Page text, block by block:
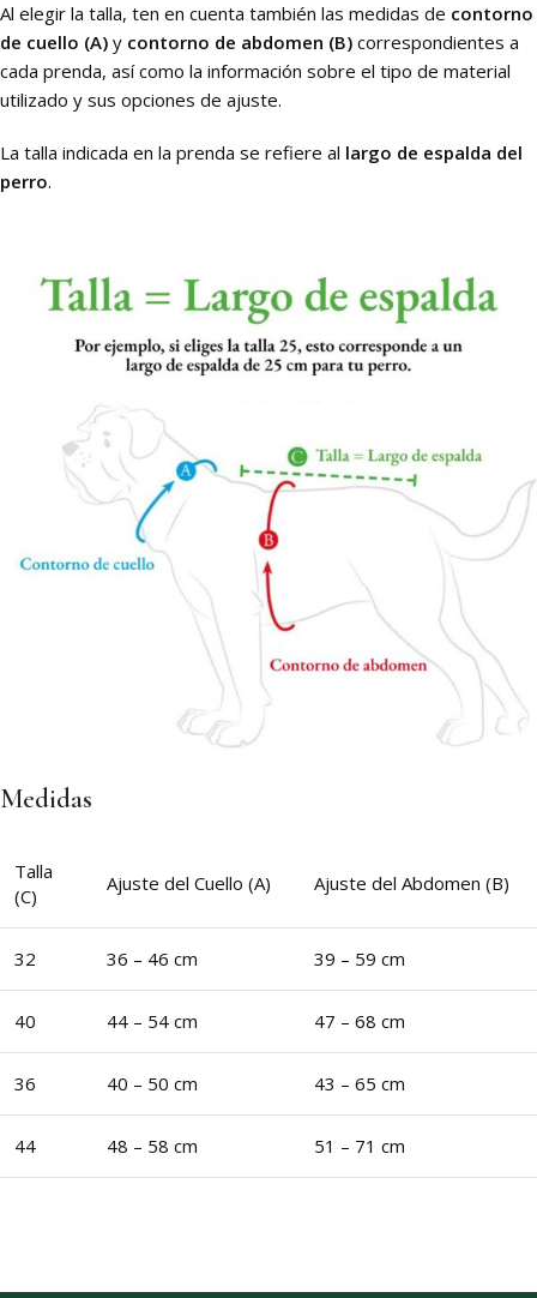
Al elegir la talla, ten en cuenta también las medidas de contorno
de cuello (A) y contorno de abdomen (B) correspondientes a
cada prenda, así como la información sobre el tipo de material
utilizado y sus opciones de ajuste.
La talla indicada en la prenda se refiere al largo de espalda del
perro.
Medidas
Talla
(C)
Ajuste del Cuello (A) Ajuste del Abdomen (B)
32 36 – 46 cm 39 – 59 cm
40 44 – 54 cm 47 – 68 cm
36 40 – 50 cm 43 – 65 cm
44 48 – 58 cm 51 – 71 cm